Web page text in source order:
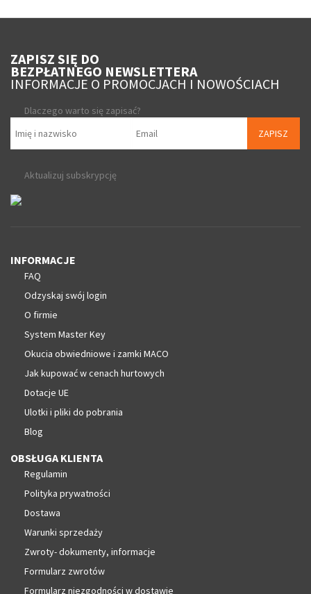
ZAPISZ SIĘ DO
BEZPŁATNEGO NEWSLETTERA
INFORMACJE O PROMOCJACH I NOWOŚCIACH
Dlaczego warto się zapisać?
ZAPISZ
Aktualizuj subskrypcję
INFORMACJE
FAQ
Odzyskaj swój login
O firmie
System Master Key
Okucia obwiedniowe i zamki MACO
Jak kupować w cenach hurtowych
Dotacje UE
Ulotki i pliki do pobrania
Blog
OBSŁUGA KLIENTA
Regulamin
Polityka prywatności
Dostawa
Warunki sprzedaży
Zwroty- dokumenty, informacje
Formularz zwrotów
Formularz niezgodności w dostawie